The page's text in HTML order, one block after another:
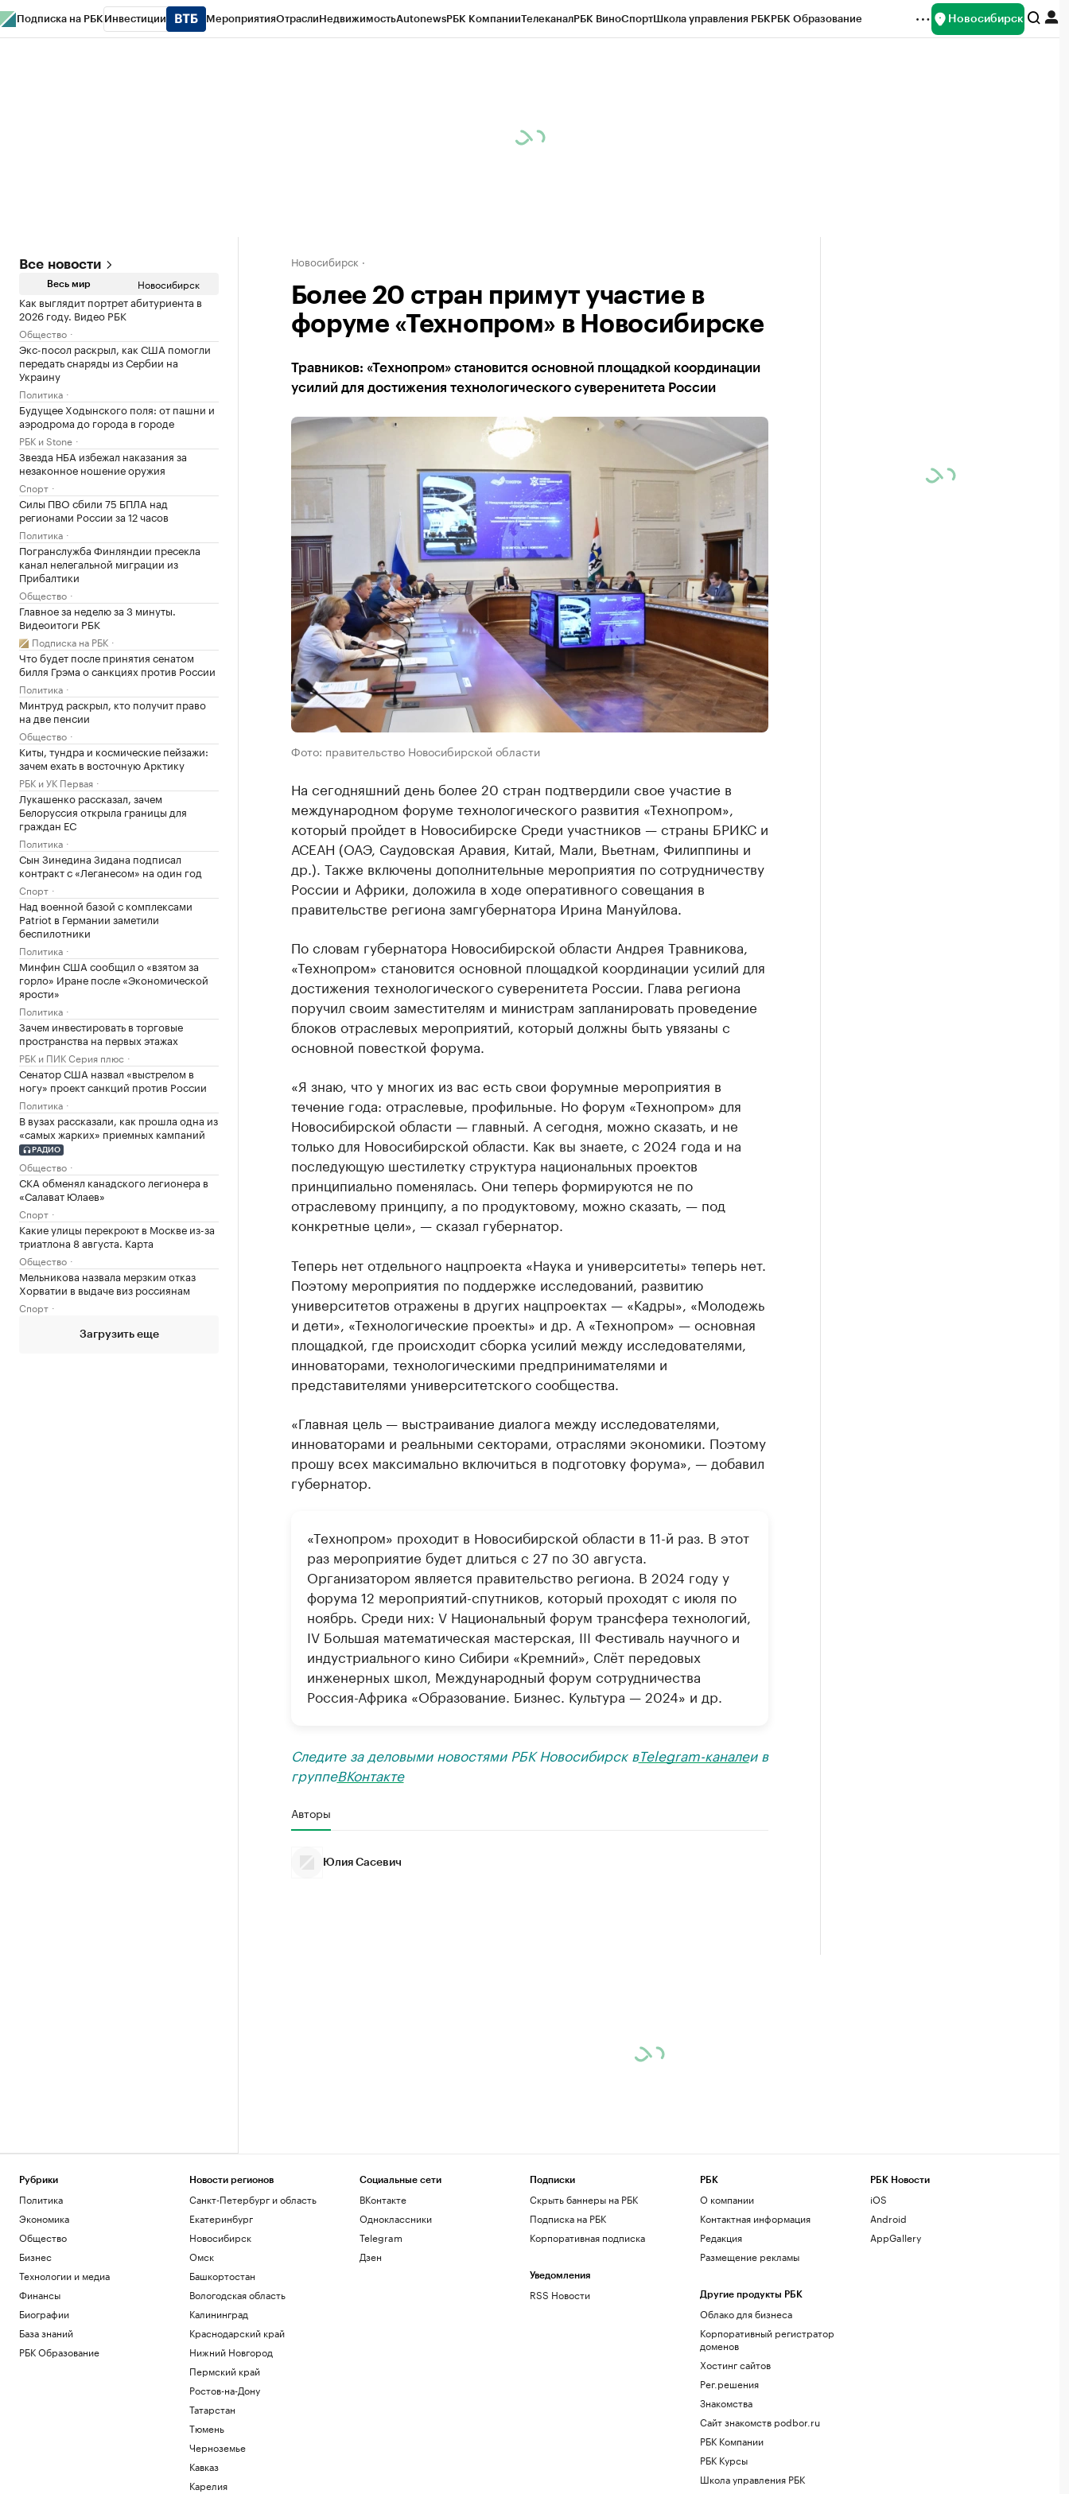
Подписка на РБК Инвестиции МероприятияОтраслиНедвижимостьAutonewsРБК КомпанииТелеканалРБК ВиноСпортШкола управления РБКРБК Образование Новосибирск
Все новости
Весь мир Новосибирск
Как выглядит портрет абитуриента в
2026 году. Видео РБК
Общество
Экс-посол раскрыл, как США помогли
передать снаряды из Сербии на
Украину
Политика
Будущее Ходынского поля: от пашни и
аэродрома до города в городе
РБК и Stone
Звезда НБА избежал наказания за
незаконное ношение оружия
Спорт
Силы ПВО сбили 75 БПЛА над
регионами России за 12 часов
Политика
Погранслужба Финляндии пресекла
канал нелегальной миграции из
Прибалтики
Общество
Главное за неделю за 3 минуты.
Видеоитоги РБК
Подписка на РБК
Что будет после принятия сенатом
билля Грэма о санкциях против России
Политика
Минтруд раскрыл, кто получит право
на две пенсии
Общество
Киты, тундра и космические пейзажи:
зачем ехать в восточную Арктику
РБК и УК Первая
Лукашенко рассказал, зачем
Белоруссия открыла границы для
граждан ЕС
Политика
Сын Зинедина Зидана подписал
контракт с «Леганесом» на один год
Спорт
Над военной базой с комплексами
Patriot в Германии заметили
беспилотники
Политика
Минфин США сообщил о «взятом за
горло» Иране после «Экономической
ярости»
Политика
Зачем инвестировать в торговые
пространства на первых этажах
РБК и ПИК Серия плюс
Сенатор США назвал «выстрелом в
ногу» проект санкций против России
Политика
В вузах рассказали, как прошла одна из
«самых жарких» приемных кампаний
РАДИО
Общество
СКА обменял канадского легионера в
«Салават Юлаев»
Спорт
Какие улицы перекроют в Москве из-за
триатлона 8 августа. Карта
Общество
Мельникова назвала мерзким отказ
Хорватии в выдаче виз россиянам
Спорт
Загрузить еще
Новосибирск
Более 20 стран примут участие в
форуме «Технопром» в Новосибирске
Травников: «Технопром» становится основной площадкой координации
усилий для достижения технологического суверенитета России
Фото: правительство Новосибирской области
На сегодняшний день более 20 стран подтвердили свое участие в
международном форуме технологического развития «Технопром»,
который пройдет в Новосибирске Среди участников — страны БРИКС и
АСЕАН (ОАЭ, Саудовская Аравия, Китай, Мали, Вьетнам, Филиппины и
др.). Также включены дополнительные мероприятия по сотрудничеству
России и Африки, доложила в ходе оперативного совещания в
правительстве региона замгубернатора Ирина Мануйлова.
По словам губернатора Новосибирской области Андрея Травникова,
«Технопром» становится основной площадкой координации усилий для
достижения технологического суверенитета России. Глава региона
поручил своим заместителям и министрам запланировать проведение
блоков отраслевых мероприятий, который должны быть увязаны с
основной повесткой форума.
«Я знаю, что у многих из вас есть свои форумные мероприятия в
течение года: отраслевые, профильные. Но форум «Технопром» для
Новосибирской области — главный. А сегодня, можно сказать, и не
только для Новосибирской области. Как вы знаете, с 2024 года и на
последующую шестилетку структура национальных проектов
принципиально поменялась. Они теперь формируются не по
отраслевому принципу, а по продуктовому, можно сказать, — под
конкретные цели», — сказал губернатор.
Теперь нет отдельного нацпроекта «Наука и университеты» теперь нет.
Поэтому мероприятия по поддержке исследований, развитию
университетов отражены в других нацпроектах — «Кадры», «Молодежь
и дети», «Технологические проекты» и др. А «Технопром» — основная
площадкой, где происходит сборка усилий между исследователями,
инноваторами, технологическими предпринимателями и
представителями университетского сообщества.
«Главная цель — выстраивание диалога между исследователями,
инноваторами и реальными секторами, отраслями экономики. Поэтому
прошу всех максимально включиться в подготовку форума», — добавил
губернатор.
«Технопром» проходит в Новосибирской области в 11-й раз. В этот
раз мероприятие будет длиться с 27 по 30 августа.
Организатором является правительство региона. В 2024 году у
форума 12 мероприятий-спутников, который проходят с июля по
ноябрь. Среди них: V Национальный форум трансфера технологий,
IV Большая математическая мастерская, III Фестиваль научного и
индустриального кино Сибири «Кремний», Слёт передовых
инженерных школ, Международный форум сотрудничества
Россия-Африка «Образование. Бизнес. Культура — 2024» и др.
Следите за деловыми новостями РБК Новосибирск вTelegram-каналеи в
группеВКонтакте
Авторы
Юлия Сасевич
Рубрики
Политика
Экономика
Общество
Бизнес
Технологии и медиа
Финансы
Биографии
База знаний
РБК Образование
Новости регионов
Санкт-Петербург и область
Екатеринбург
Новосибирск
Омск
Башкортостан
Вологодская область
Калининград
Краснодарский край
Нижний Новгород
Пермский край
Ростов-на-Дону
Татарстан
Тюмень
Черноземье
Кавказ
Карелия
Социальные сети
ВКонтакте
Одноклассники
Telegram
Дзен
Подписки
Скрыть баннеры на РБК
Подписка на РБК
Корпоративная подписка
Уведомления
RSS Новости
РБК
О компании
Контактная информация
Редакция
Размещение рекламы
Другие продукты РБК
Облако для бизнеса
Корпоративный регистратор
доменов
Хостинг сайтов
Рег.решения
Знакомства
Сайт знакомств podbor.ru
РБК Компании
РБК Курсы
Школа управления РБК
РБК Новости
iOS
Android
AppGallery